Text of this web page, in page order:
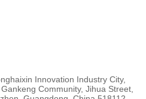
Innovation Industry City,
Community, Jihua Street,